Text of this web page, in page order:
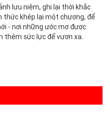
lưu niệm, ghi lại thời khắc
thức khép lại một chương, để
- nơi những ước mơ được
thêm sức lực để vươn xa.